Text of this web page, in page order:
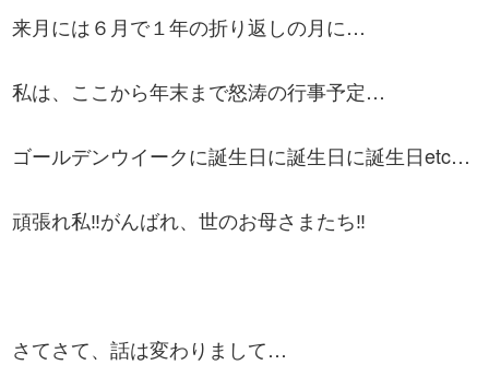
来月には６月で１年の折り返しの月に…
私は、ここから年末まで怒涛の行事予定…
ゴールデンウイークに誕生日に誕生日に誕生日etc…
頑張れ私‼がんばれ、世のお母さまたち‼
さてさて、話は変わりまして…